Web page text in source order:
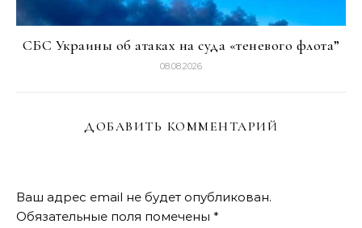
СБС Украины об атаках на суда «теневого флота”
08.08.2026
ДОБАВИТЬ КОММЕНТАРИЙ
Ваш адрес email не будет опубликован.
Обязательные поля помечены *